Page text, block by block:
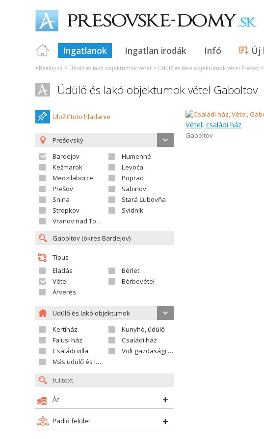
Ingatlanok Ingatlan irodák Infó Új
AReality.sk > Üdülő és lakó objektumok vétel > Üdülő és lakó objektumok vétel Prešov >
Üdülő és lakó objektumok vétel Gaboltov
Uložiť toto hladanie
Prešovský
Bardejov
Humenné
Kežmarok
Levoča
Medzilaborce
Poprad
Prešov
Sabinov
Snina
Stará Ľubovňa
Stropkov
Svidník
Vranov nad Topľou
Típus
Eladás
Bérlet
Vétel
Bérbevétel
Árverés
Üdülő és lakó objektumok
Kertiház
Kunyhó, üdülő
Falusi ház
Családi ház
Családi villa
Volt gazdasági település
Más üdülő és lakó objektumok
Ár
Padló felület
Vétel, családi ház
Gaboltov